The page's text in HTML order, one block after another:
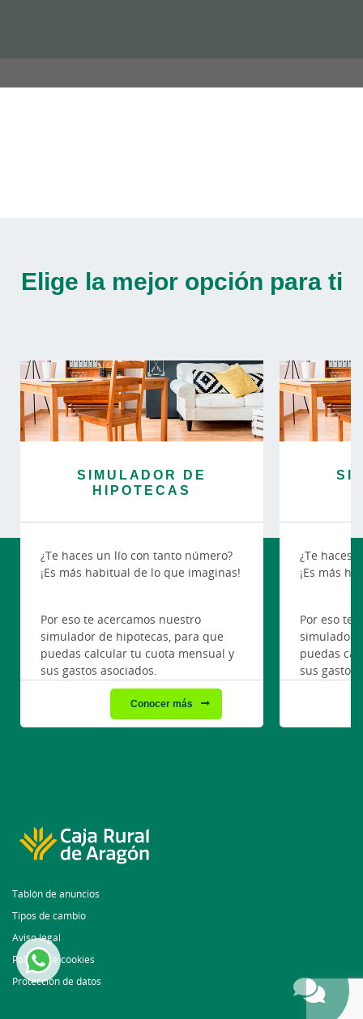
Elige la mejor opción para ti
SIMULADOR DE
HIPOTECAS
¿Te haces un lío con tanto número?
¡Es más habitual de lo que imaginas!
Por eso te acercamos nuestro
simulador de hipotecas, para que
puedas calcular tu cuota mensual y
sus gastos asociados.
Conocer más
¿Te haces
¡Es más
Por eso te
simulador
puedas
sus gastos
Tablón de anuncios
Tipos de cambio
Aviso legal
Política de cookies
Protección de datos